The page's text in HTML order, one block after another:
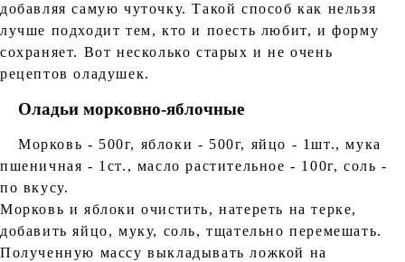
добавляя самую чуточку. Такой способ как нельзя
лучше подходит тем, кто и поесть любит, и форму
сохраняет. Вот несколько старых и не очень
рецептов оладушек.
Оладьи морковно-яблочные
Морковь - 500г, яблоки - 500г, яйцо - 1шт., мука
пшеничная - 1ст., масло растительное - 100г, соль -
по вкусу.
Морковь и яблоки очистить, натереть на терке,
добавить яйцо, муку, соль, тщательно перемешать.
Полученную массу выкладывать ложкой на